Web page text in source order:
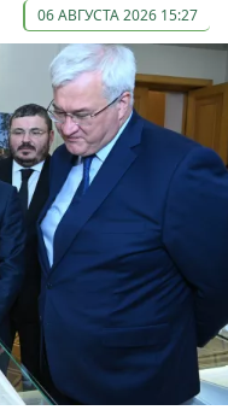
06 АВГУСТА 2026 15:27